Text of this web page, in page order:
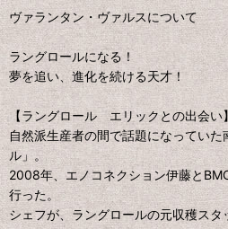
ヴァランタン・ヴァルスについて
ラングロールになる！
夢を追い、進化を続ける天才！
【ラングロール エリックとの出会い
自然派生産者の間で話題になってい
ル」。
2008年、エノコネクション伊藤と
行った。
シェフが、ラングロールの元収穫スタ